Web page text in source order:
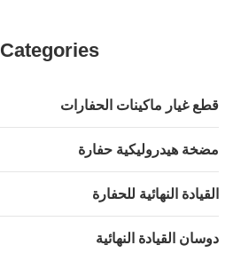
All Categories
غيار ماكينات الحفارات
هيدروليكية حفارة
النهائية للحفارة
القيادة النهائية